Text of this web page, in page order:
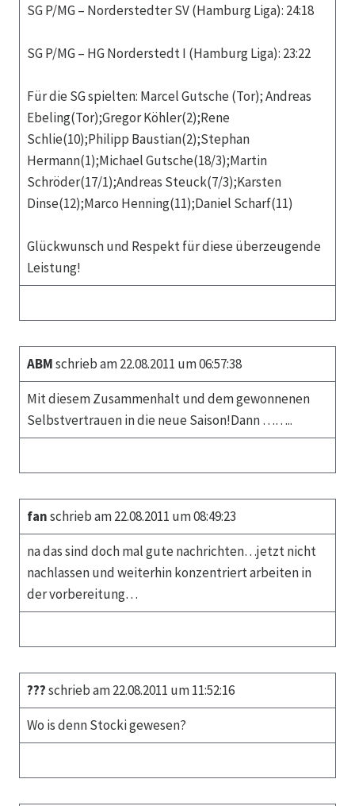
SG P/MG – Norderstedter SV (Hamburg Liga): 24:18
SG P/MG – HG Norderstedt I (Hamburg Liga): 23:22
Für die SG spielten: Marcel Gutsche (Tor); Andreas
Ebeling(Tor);Gregor Köhler(2);Rene
Schlie(10);Philipp Baustian(2);Stephan
Hermann(1);Michael Gutsche(18/3);Martin
Schröder(17/1);Andreas Steuck(7/3);Karsten
Dinse(12);Marco Henning(11);Daniel Scharf(11)
Glückwunsch und Respekt für diese überzeugende
Leistung!
ABMschrieb am 22.08.2011 um 06:57:38
Mit diesem Zusammenhalt und dem gewonnenen
Selbstvertrauen in die neue Saison!Dann ……..
fanschrieb am 22.08.2011 um 08:49:23
na das sind doch mal gute nachrichten…jetzt nicht
nachlassen und weiterhin konzentriert arbeiten in
der vorbereitung…
???schrieb am 22.08.2011 um 11:52:16
Wo is denn Stocki gewesen?